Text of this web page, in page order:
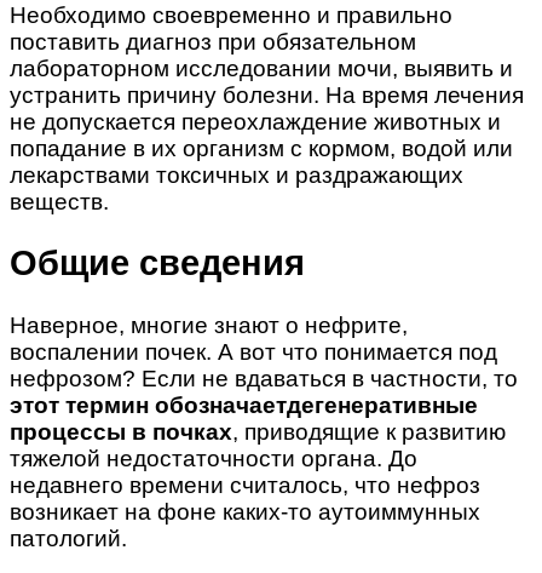
Необходимо своевременно и правильно
поставить диагноз при обязательном
лабораторном исследовании мочи, выявить и
устранить причину болезни. На время лечения
не допускается переохлаждение животных и
попадание в их организм с кормом, водой или
лекарствами токсичных и раздражающих
веществ.
Общие сведения
Наверное, многие знают о нефрите,
воспалении почек. А вот что понимается под
нефрозом? Если не вдаваться в частности, то
этот термин обозначаетдегенеративные
процессы в почках, приводящие к развитию
тяжелой недостаточности органа. До
недавнего времени считалось, что нефроз
возникает на фоне каких-то аутоиммунных
патологий.